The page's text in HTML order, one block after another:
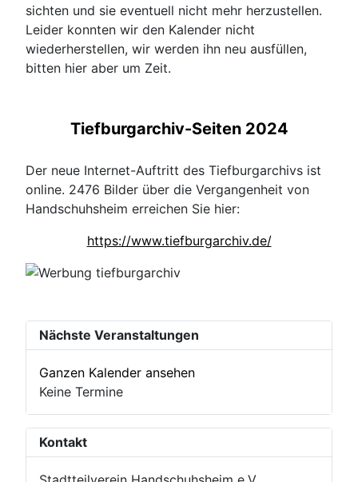
sichten und sie eventuell nicht mehr herzustellen.
Leider konnten wir den Kalender nicht
wiederherstellen, wir werden ihn neu ausfüllen,
bitten hier aber um Zeit.
Tiefburgarchiv-Seiten 2024
Der neue Internet-Auftritt des Tiefburgarchivs ist
online. 2476 Bilder über die Vergangenheit von
Handschuhsheim erreichen Sie hier:
https://www.tiefburgarchiv.de/
Nächste Veranstaltungen
Ganzen Kalender ansehen
Keine Termine
Kontakt